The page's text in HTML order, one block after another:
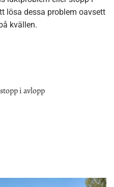
lösa dessa problem oavsett
kvällen.
i avlopp